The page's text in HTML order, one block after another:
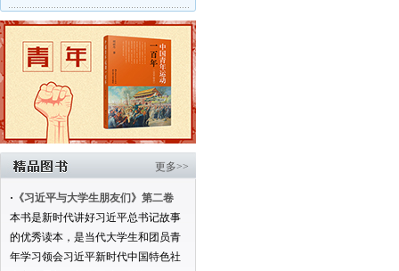
更多>>
· 《习近平与大学生朋友们》第二卷
本书是新时代讲好习近平总书记故事
的优秀读本，是当代大学生和团员青
年学习领会习近平新时代中国特色社